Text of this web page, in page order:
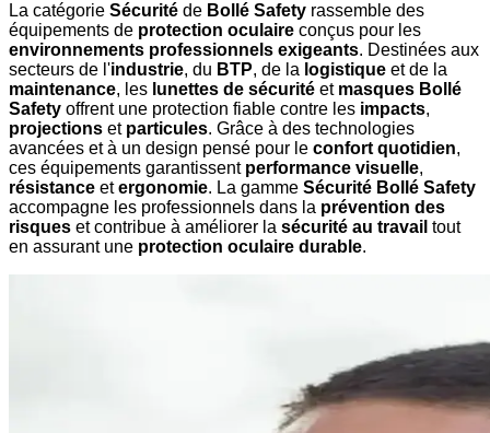
La catégorie Sécurité de Bollé Safety rassemble des
équipements de protection oculaire conçus pour les
environnements professionnels exigeants. Destinées aux
secteurs de l'industrie, du BTP, de la logistique et de la
maintenance, les lunettes de sécurité et masques Bollé
Safety offrent une protection fiable contre les impacts,
projections et particules. Grâce à des technologies
avancées et à un design pensé pour le confort quotidien,
ces équipements garantissent performance visuelle,
résistance etergonomie. La gamme Sécurité Bollé Safety
accompagne les professionnels dans la prévention des
risques et contribue à améliorer la sécurité au travail tout
en assurant une protection oculaire durable.